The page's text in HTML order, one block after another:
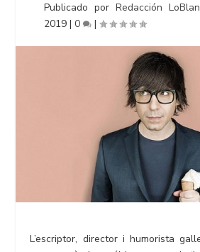
Publicado porRedacción
2019 |0 |
L’escriptor, director i humorista